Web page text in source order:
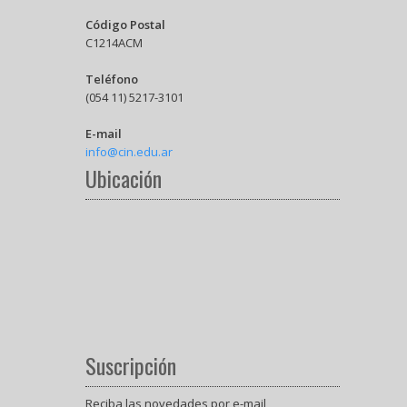
Código Postal
C1214ACM
Teléfono
(054 11) 5217-3101
E-mail
info@cin.edu.ar
Ubicación
Suscripción
Reciba las novedades por e-mail